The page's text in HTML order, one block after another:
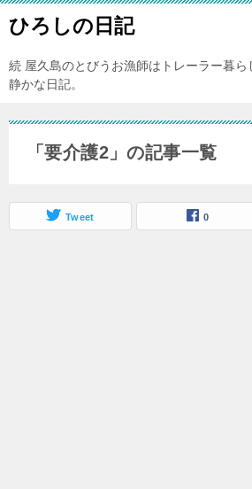
ひろしの日記
続 屋久島のとびうお漁師はトレーラー暮
静かな日記。
「要介護2」の記事一覧
Tweet 0